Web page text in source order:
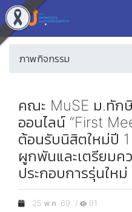
ภาพกิจกรรม
คณะ MuSE ม.ทัก
ออนไลน์ “First
ต้อนรับนิสิตใหม่ปี 1
ผูกพันและเตรียมค
ประกอบการรุ่นใหม่
25 พ.ค. 69 / 91